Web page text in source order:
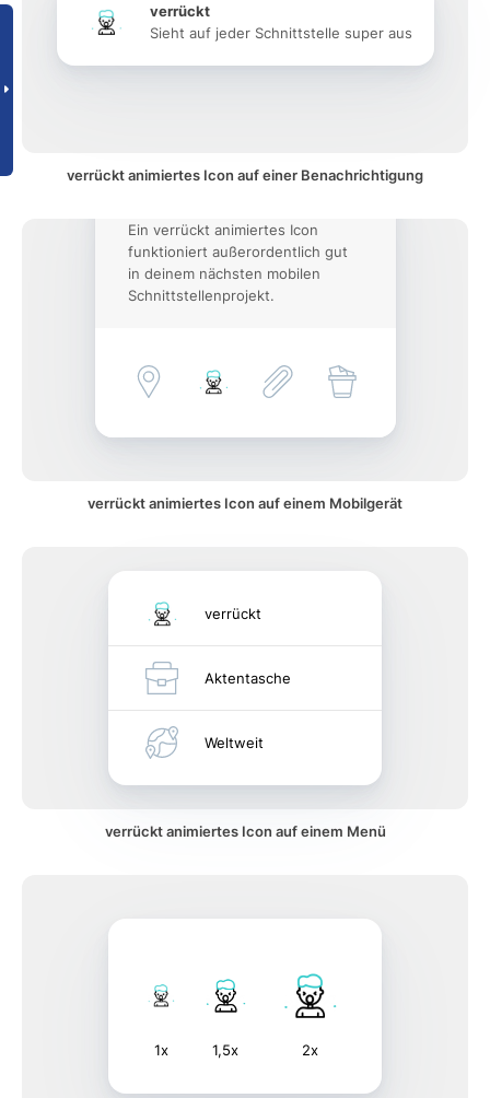
verrückt
Sieht auf jeder Schnittstelle super aus
verrückt animiertes Icon auf einer Benachrichtigung
Ein verrückt animiertes Icon
funktioniert außerordentlich gut
in deinem nächsten mobilen
Schnittstellenprojekt.
verrückt animiertes Icon auf einem Mobilgerät
verrückt
Aktentasche
Weltweit
verrückt animiertes Icon auf einem Menü
1x 1,5x 2x